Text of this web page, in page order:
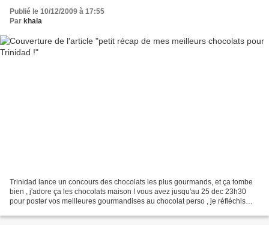
Publié le 10/12/2009 à 17:55
Par khala
Trinidad lance un concours des chocolats les plus gourmands, et ça tombe
bien , j'adore ça les chocolats maison ! vous avez jusqu'au 25 dec 23h30
pour poster vos meilleures gourmandises au chocolat perso , je réfléchis